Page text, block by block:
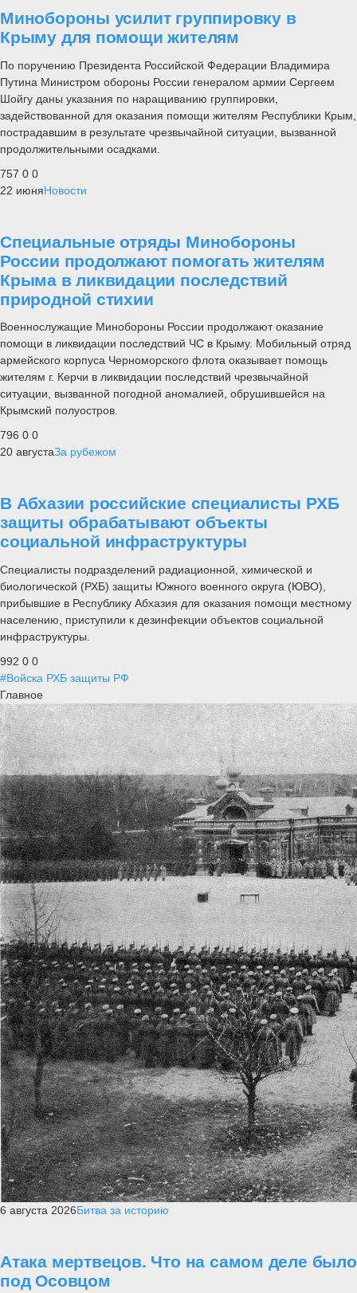
Минобороны усилит группировку в
Крыму для помощи жителям
По поручению Президента Российской Федерации Владимира
Путина Министром обороны России генералом армии Сергеем
Шойгу даны указания по наращиванию группировки,
задействованной для оказания помощи жителям Республики Крым,
пострадавшим в результате чрезвычайной ситуации, вызванной
продолжительными осадками.
757 0 0
22 июняНовости
Специальные отряды Минобороны
России продолжают помогать жителям
Крыма в ликвидации последствий
природной стихии
Военнослужащие Минобороны России продолжают оказание
помощи в ликвидации последствий ЧС в Крыму. Мобильный отряд
армейского корпуса Черноморского флота оказывает помощь
жителям г. Керчи в ликвидации последствий чрезвычайной
ситуации, вызванной погодной аномалией, обрушившейся на
Крымский полуостров.
796 0 0
20 августаЗа рубежом
В Абхазии российские специалисты РХБ
защиты обрабатывают объекты
социальной инфраструктуры
Специалисты подразделений радиационной, химической и
биологической (РХБ) защиты Южного военного округа (ЮВО),
прибывшие в Республику Абхазия для оказания помощи местному
населению, приступили к дезинфекции объектов социальной
инфраструктуры.
992 0 0
#Войска РХБ защиты РФ
Главное
6 августа 2026Битва за историю
Атака мертвецов. Что на самом деле было
под Осовцом